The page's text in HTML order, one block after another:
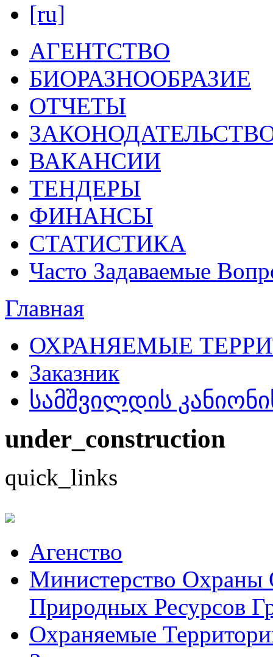
[ru]
АГЕНТСТВО
БИОРАЗНООБРАЗИЕ
ОТЧЕТЫ
ВАКАНСИИ
ТЕНДЕРЫ
ФИНАНСЫ
СТАТИСТИКА
Часто Задаваемые
Главная
ОХРАНЯЕМЫЕ
Заказник
სამშვილდის
under_construction
quick_links
Aгенство
Министерство
Природных Ресурсов
Охраняемые